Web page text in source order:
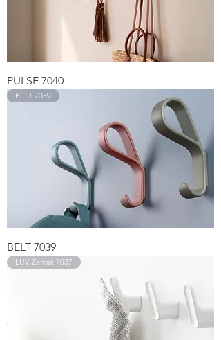
PULSE 7040
BELT 7039
BELT 7039
LUV Zamak 7037